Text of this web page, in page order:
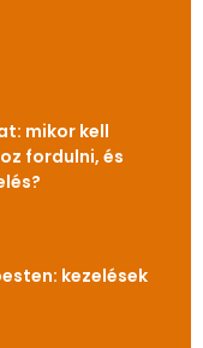
mikor kell
fordulni, és
kezelések